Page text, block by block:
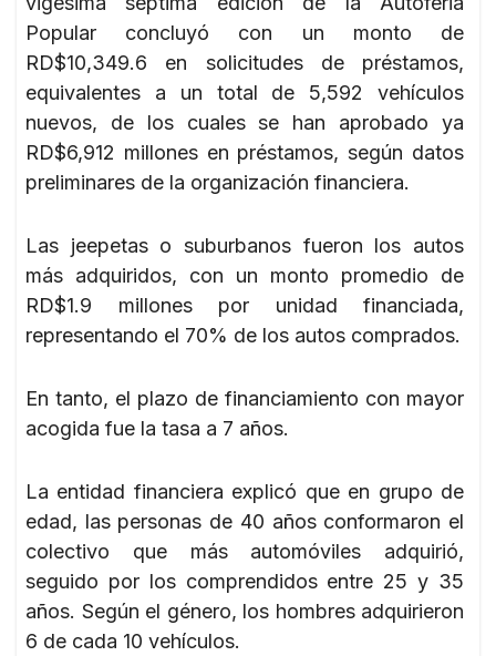
Popular concluyó con un monto de
RD$10,349.6 en solicitudes de préstamos,
equivalentes a un total de 5,592 vehículos
nuevos, de los cuales se han aprobado ya
RD$6,912 millones en préstamos, según datos
preliminares de la organización financiera.
Las jeepetas o suburbanos fueron los autos
más adquiridos, con un monto promedio de
RD$1.9 millones por unidad financiada,
representando el 70% de los autos comprados.
En tanto, el plazo de financiamiento con mayor
acogida fue la tasa a 7 años.
La entidad financiera explicó que en grupo de
edad, las personas de 40 años conformaron el
colectivo que más automóviles adquirió,
seguido por los comprendidos entre 25 y 35
años. Según el género, los hombres adquirieron
6 de cada 10 vehículos.